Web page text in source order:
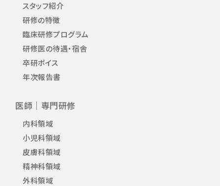
スタッフ紹介
研修の特徴
臨床研修プログラム
研修医の待遇・宿舎
卒研ボイス
年次報告書
医師｜専門研修
内科領域
小児科領域
皮膚科領域
精神科領域
外科領域